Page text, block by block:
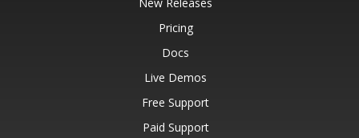
Pricing
Docs
Live Demos
Free Support
Paid Support